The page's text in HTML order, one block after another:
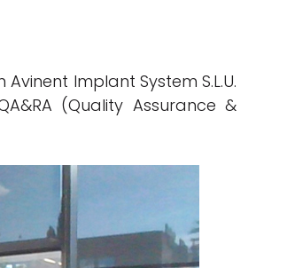
Implant System S.L.U.
(Quality Assurance &